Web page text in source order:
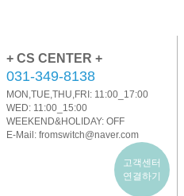
+ CS CENTER +
031-349-8138
MON,TUE,THU,FRI: 11:00_17:00
WED: 11:00_15:00
WEEKEND&HOLIDAY: OFF
E-Mail: fromswitch@naver.com
고객센터
연결하기